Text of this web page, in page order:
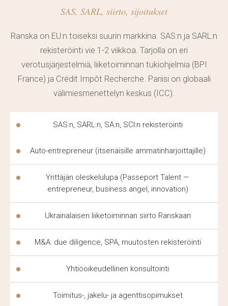
Meidän asianajajamme ovat kokeneita ranskalaisten
Asianajaja Ranskassa tuntee paikallisen
oikeudenkäynnin erityispiirteet ja huomioi asiakkaan
intressit jokaisessa vaiheessa. Palveluiden hinta riippuu
asian monimutkaisuudesta ja tarkennetaan erikseen.
verkkosivustolle zahist.lawyer — asianajaja ottaa sinuun
yhteydessä asiakkaaseen, kunnes tapaus on täysin
ratkaistu.
SAS, SARL, siirto, sijoitukset
Ranska on EU:n toiseksi suurin markkina. SAS:n ja SARL:n
rekisteröinti vie 1-2 viikkoa. Tarjolla on eri
verotusjärjestelmiä, liiketoiminnan tukiohjelmia (BPI
France) ja Crédit Impôt Recherche. Pariisi on globaali
välimiesmenettelyn keskus (ICC).
SAS:n, SARL:n, SA:n, SCI:n rekisteröinti
Auto-entrepreneur (itsenäisille ammatinharjoittajille)
Yrittäjän oleskelulupa (Passeport Talent —
entrepreneur, business angel, innovation)
Ukrainalaisen liiketoiminnan siirto Ranskaan
M&A: due diligence, SPA, muutosten rekisteröinti
Yhtiöoikeudellinen konsultointi
Toimitus-, jakelu- ja agenttisopimukset